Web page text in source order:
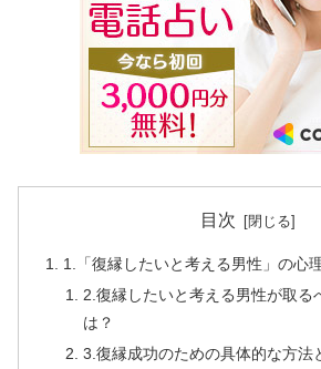
目次
1.「復縁したいと考える男性」の心
2.復縁したいと考える男性が取る
は？
3.復縁成功のための具体的な方法